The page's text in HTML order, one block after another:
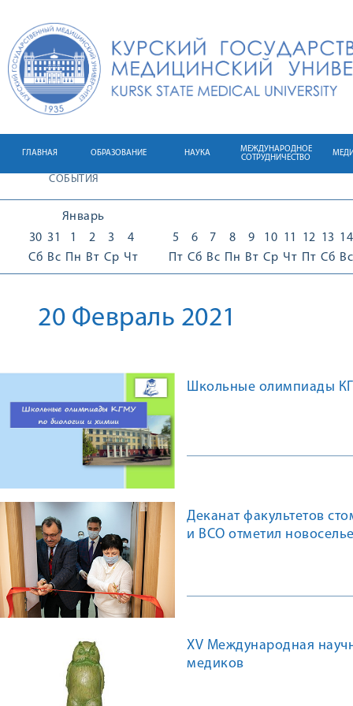
ГЛАВНАЯ ОБРАЗОВАНИЕ НАУКА
МЕЖДУНАРОДНОЕ
СОТРУДНИЧЕСТВО
СОБЫТИЯ
Январь
30
Сб
31
Вс
1
Пн
2
Вт
3
Ср
4
Чт
5
Пт
6
Сб
7
Вс
8
Пн
9
Вт
10
Ср
11
Чт
12
Пт
13
Сб
14
Вс
20 Февраль 2021
Школьные олимпиады
Деканат факультетов
и ВСО отметил
XV Международная
медиков